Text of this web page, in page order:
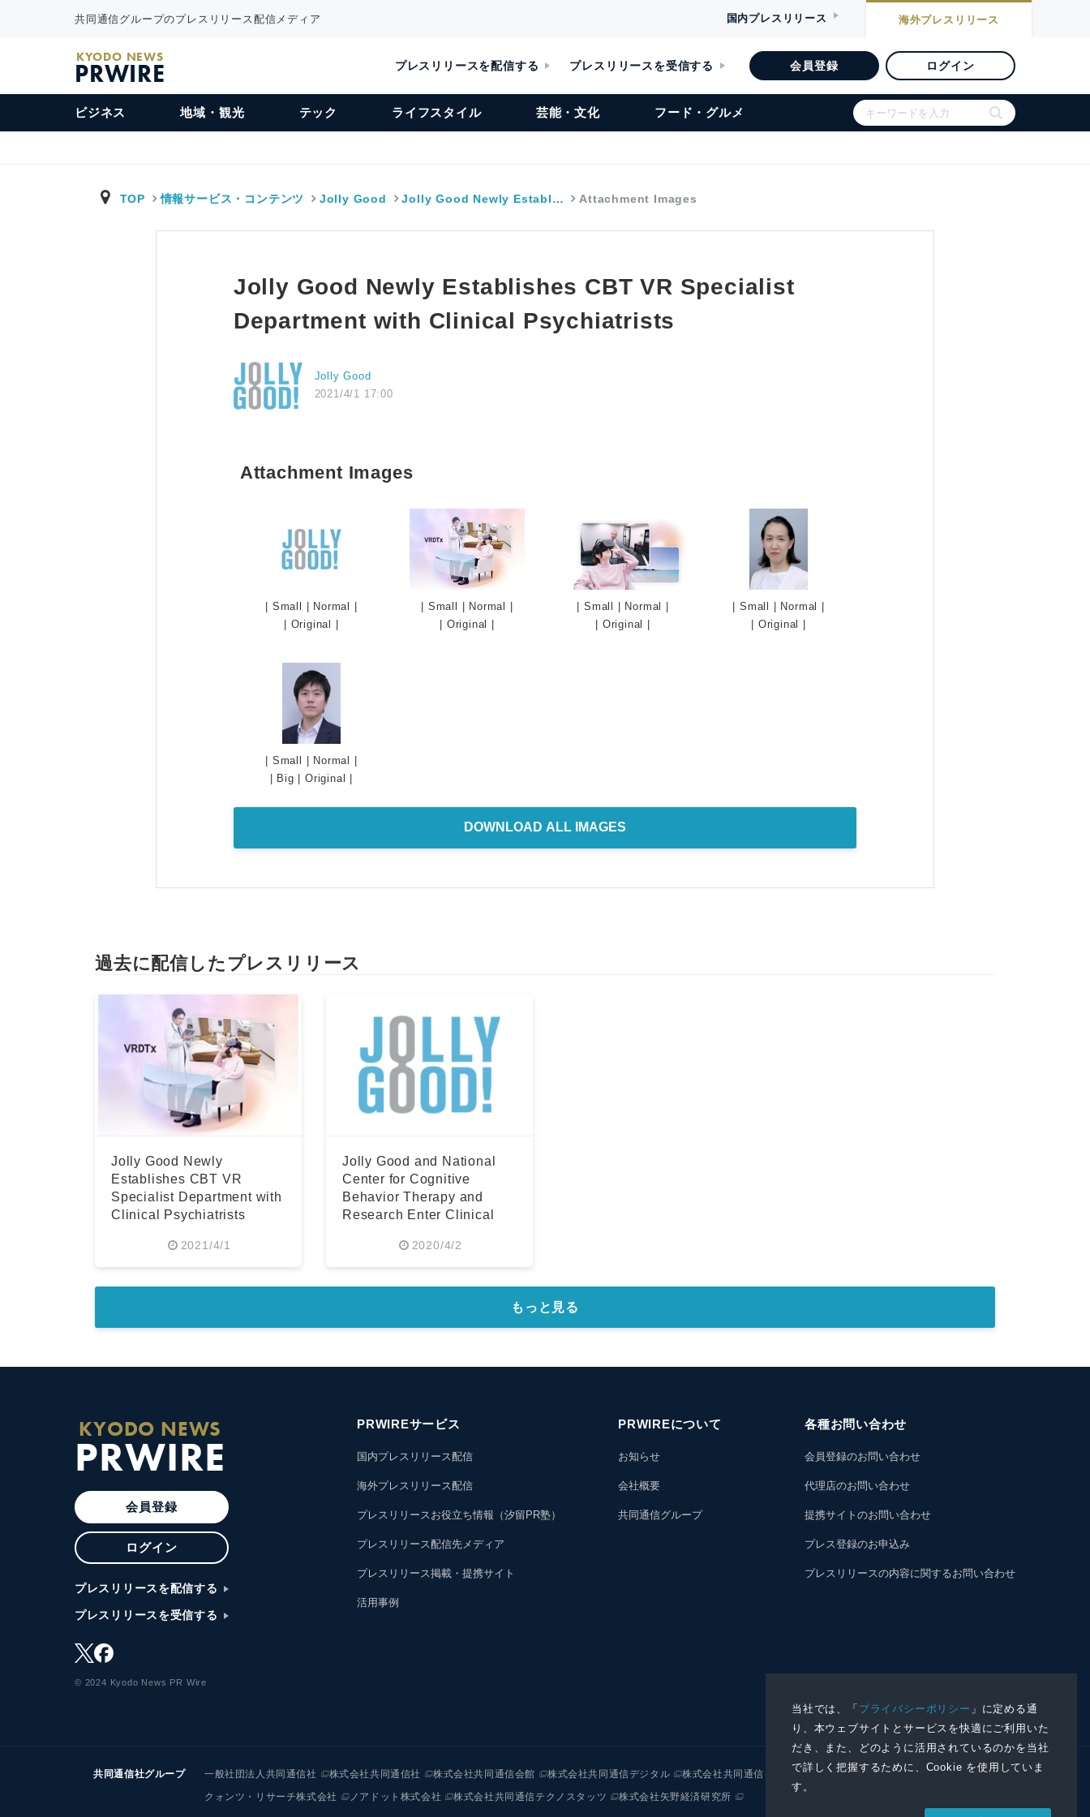
当社では、「 プライバシーポリシー 」に定める通
り、本ウェブサイトとサービスを快適にご利用いた
だき、また、どのように活用されているのかを当社
で詳しく把握するために、Cookie を使用していま
す。
共同通信グループのプレスリリース配信メディア 国内プレスリリース 海外プレスリリース
KYODO NEWS
PRWIRE プレスリリースを配信する プレスリリースを受信する 会員登録 ログイン
ビジネス 地域・観光 テック ライフスタイル 芸能・文化 フード・グルメ
TOP 情報サービス・コンテンツ Jolly Good Jolly Good Newly Establ… Attachment Images
Jolly Good Newly Establishes CBT VR Specialist
Department with Clinical Psychiatrists
Jolly Good
2021/4/1 17:00
Attachment Images
Small Normal
Original
Small Normal
Original
Small Normal
Original
Small Normal
Original
Small Normal
Big |Original
DOWNLOAD ALL IMAGES
過去に配信したプレスリリース
Jolly Good Newly
Establishes CBT VR
Specialist Department with
Clinical Psychiatrists
2021/4/1
Jolly Good and National
Center for Cognitive
Behavior Therapy and
Research Enter Clinical
2020/4/2
もっと見る
KYODO NEWS
PRWIRE
会員登録
ログイン
プレスリリースを配信する
プレスリリースを受信する
© 2024 Kyodo News PR Wire
PRWIREサービス
国内プレスリリース配信
海外プレスリリース配信
プレスリリースお役立ち情報（汐留PR塾）
プレスリリース配信先メディア
プレスリリース掲載・提携サイト
活用事例
PRWIREについて
お知らせ
会社概要
共同通信グループ
各種お問い合わせ
会員登録のお問い合わせ
代理店のお問い合わせ
提携サイトのお問い合わせ
プレス登録のお申込み
プレスリリースの内容に関するお問い合わせ
共同通信社グループ 一般社団法人共同通信社 株式会社共同通信社 株式会社共同通信会館 株式会社共同通信デジタル 株式会社共同通信イメージズ
株式会社NNA
クォンツ・リサーチ株式会社
ノアドット株式会社 株式会社共同通信テクノスタッツ 株式会社矢野経済研究所
Japanese